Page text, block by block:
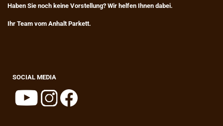
Haben Sie noch keine Vorstellung? Wir helfen Ihnen dabei.
Ihr Team vom Anhalt Parkett.
SOCIAL MEDIA